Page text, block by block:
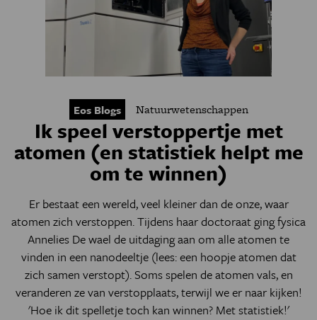
Eos Blogs Natuurwetenschappen
Ik speel verstoppertje met
atomen (en statistiek helpt me
om te winnen)
Er bestaat een wereld, veel kleiner dan de onze, waar
atomen zich verstoppen. Tijdens haar doctoraat gingfysica
Annelies De wael de uitdaging aan om alle atomen te
vinden in een nanodeeltje (lees: een hoopje atomen dat
zich samen verstopt). Soms spelen de atomen vals, en
veranderen ze van verstopplaats, terwijl we er naar kijken!
'Hoe ik dit spelletje toch kan winnen? Met statistiek!'